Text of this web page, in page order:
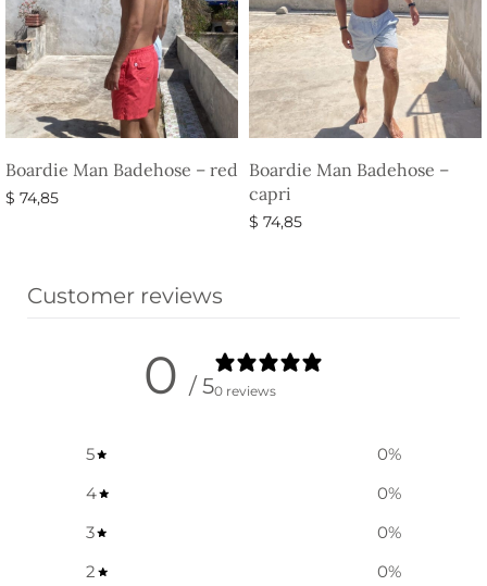
Boardie Man Badehose – red
$ 74,85
Boardie Man Badehose –
capri
$ 74,85
Customer reviews
0 / 50 reviews
5 0%
4
0%
3
0%
2
0%